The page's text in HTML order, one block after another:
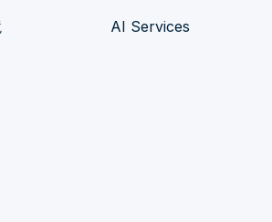
AI Services